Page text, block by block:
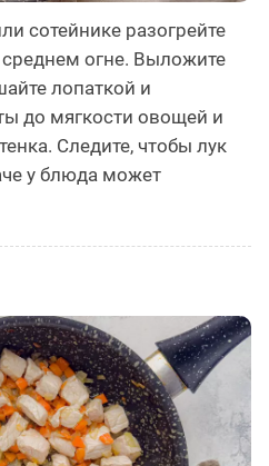
сотейнике разогрейте
огне. Выложите
лопаткой и
до мягкости овощей и
Следите, чтобы лук
у блюда может